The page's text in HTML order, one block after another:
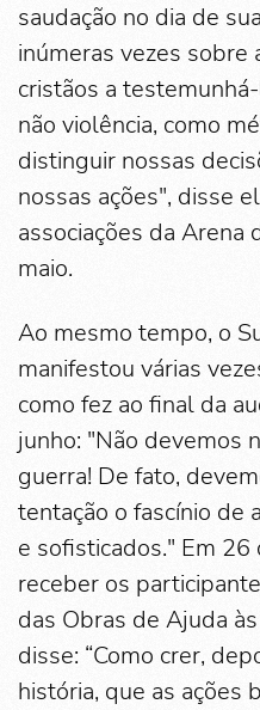
saudação no dia de
inúmeras vezes sobre
cristãos a
não violência, como
distinguir nossas
nossas ações", disse
associações da Arena
maio.
Ao mesmo tempo, o
manifestou várias
como fez ao final da
junho: "Não devemos
guerra! De fato,
tentação o fascínio de
e sofisticados." Em 26
receber os
das Obras de Ajuda
disse: “Como crer,
história, que as ações